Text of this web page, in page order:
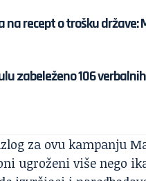
na recept o trošku
zabeleženo 106
za ovu kampanju
ugroženi više nego